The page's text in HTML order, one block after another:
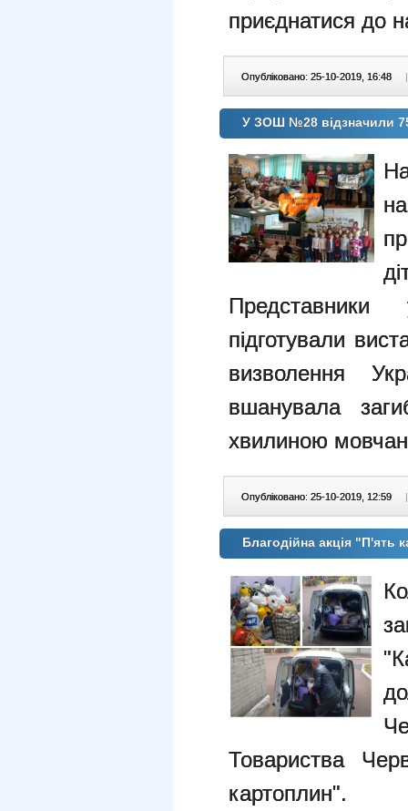
приєднатися до
Опубліковано: 25-10-2019, 16:48 |
У ЗОШ №28 відзначили
Представники
підготували
визволення
вшанувала
хвилиною
Опубліковано: 25-10-2019, 12:59 |
Благодійна акція
Товариства
картоплин".